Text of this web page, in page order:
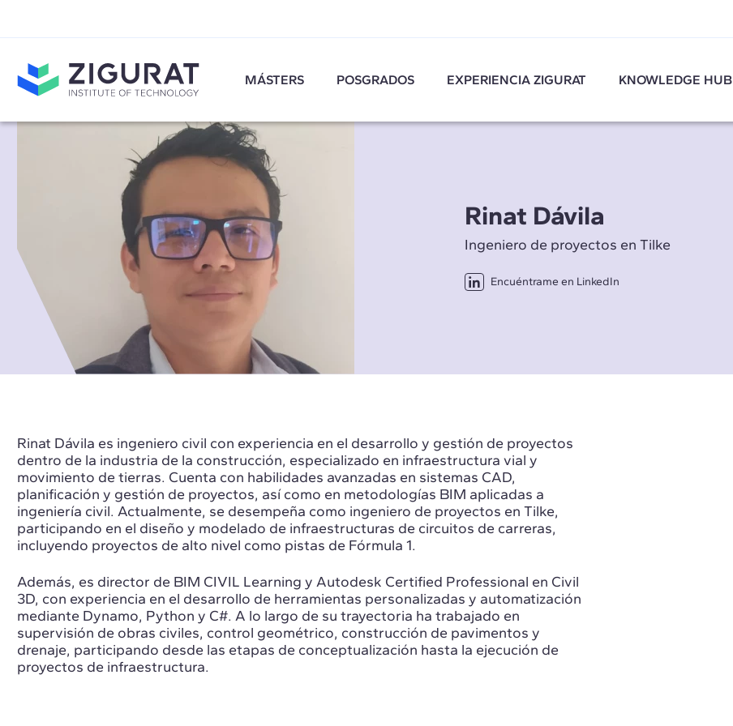
MÁSTERS POSGRADOS EXPERIENCIA ZIGURAT KNOWLEDGE HUB
Rinat Dávila
Ingeniero de proyectos en Tilke
Encuéntrame en LinkedIn
Rinat Dávila es ingeniero civil con experiencia en el desarrollo y gestión de proyectos
dentro de la industria de la construcción, especializado en infraestructura vial y
movimiento de tierras. Cuenta con habilidades avanzadas en sistemas CAD,
planificación y gestión de proyectos, así como en metodologías BIM aplicadas a
ingeniería civil. Actualmente, se desempeña como ingeniero de proyectos en Tilke,
participando en el diseño y modelado de infraestructuras de circuitos de carreras,
incluyendo proyectos de alto nivel como pistas de Fórmula 1.
Además, es director de BIM CIVIL Learning y Autodesk Certified Professional en Civil
3D, con experiencia en el desarrollo de herramientas personalizadas y automatización
mediante Dynamo, Python y C#. A lo largo de su trayectoria ha trabajado en
supervisión de obras civiles, control geométrico, construcción de pavimentos y
drenaje, participando desde las etapas de conceptualización hasta la ejecución de
proyectos de infraestructura.